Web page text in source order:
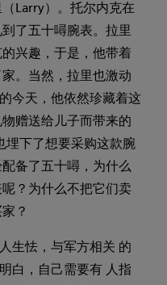
Larry）。托尔内克在
了五十噚腕表。拉里
兴趣，于是，他带着
。当然，拉里也激动
今天，他依然珍藏着这
赠送给儿子而带来的
埋下了想要采购这款腕
备了五十噚，为什么
？为什么不把它们卖
？
生怯，与军方相关 的
白，自己需要有 人指